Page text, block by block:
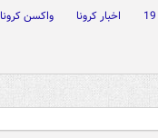
اخبار کرونا واکسن کرونا